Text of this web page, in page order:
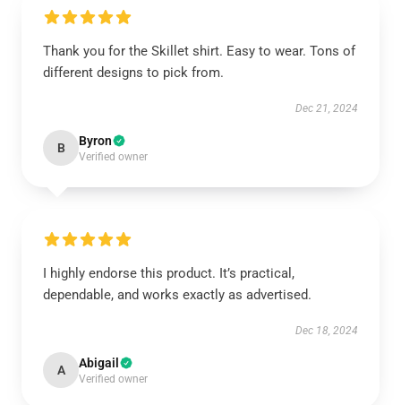
Thank you for the Skillet shirt. Easy to wear. Tons of
different designs to pick from.
Dec 21, 2024
B Byron
Verified owner
I highly endorse this product. It’s practical,
dependable, and works exactly as advertised.
Dec 18, 2024
A Abigail
Verified owner